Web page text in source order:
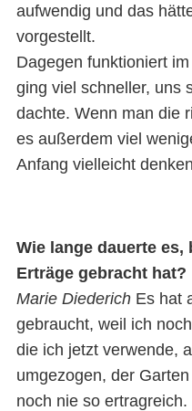
aufwendig und das
vorgestellt.
Dagegen funktioniert
ging viel schneller, uns
dachte. Wenn man die
es außerdem viel
Anfang vielleicht
Wie lange dauerte es,
Erträge gebracht hat?
Marie Diederich Es hat
gebraucht, weil ich
die ich jetzt verwende,
umgezogen, der
noch nie so